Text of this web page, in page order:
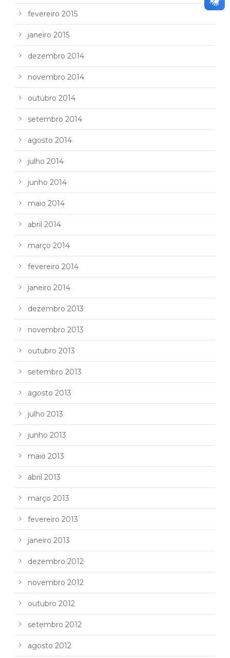
fevereiro 2015
janeiro 2015
dezembro 2014
novembro 2014
outubro 2014
setembro 2014
agosto 2014
julho 2014
junho 2014
maio 2014
abril 2014
março 2014
fevereiro 2014
janeiro 2014
dezembro 2013
novembro 2013
outubro 2013
setembro 2013
agosto 2013
julho 2013
junho 2013
maio 2013
abril 2013
março 2013
fevereiro 2013
janeiro 2013
dezembro 2012
novembro 2012
outubro 2012
setembro 2012
agosto 2012